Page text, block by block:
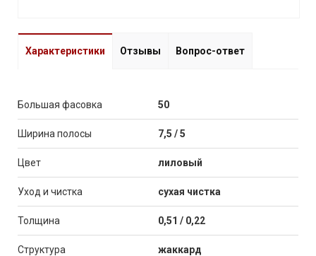
Характеристики Отзывы Вопрос-ответ
Большая фасовка 50
Ширина полосы 7,5 / 5
Цвет лиловый
Уход и чистка сухая чистка
Толщина 0,51 / 0,22
Структура жаккард